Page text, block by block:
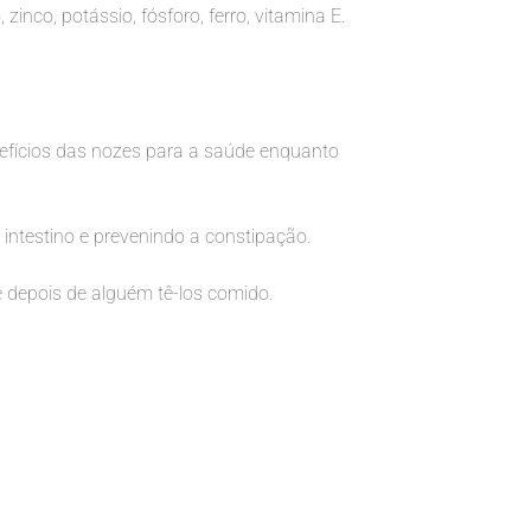
potássio, fósforo, ferro, vitamina E.
das nozes para a saúde enquanto
e prevenindo a constipação.
de alguém tê-los comido.